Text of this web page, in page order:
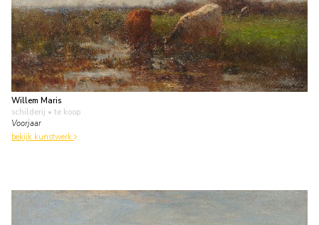
Willem Maris
schilderij • te koop
Voorjaar
bekijk kunstwerk